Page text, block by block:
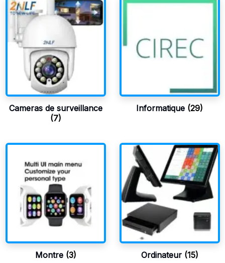
Cameras de surveillance
(7)
Informatique (29)
Montre (3) Ordinateur (15)